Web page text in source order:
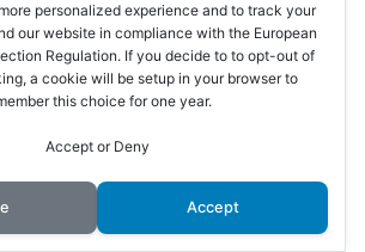
(2)
(1)
(1)
personalized experience and to track your
our website in compliance with the European
Regulation. If you decide to to opt-out of
a cookie will be setup in your browser to
this choice for one year.
Accept or Deny
Accept